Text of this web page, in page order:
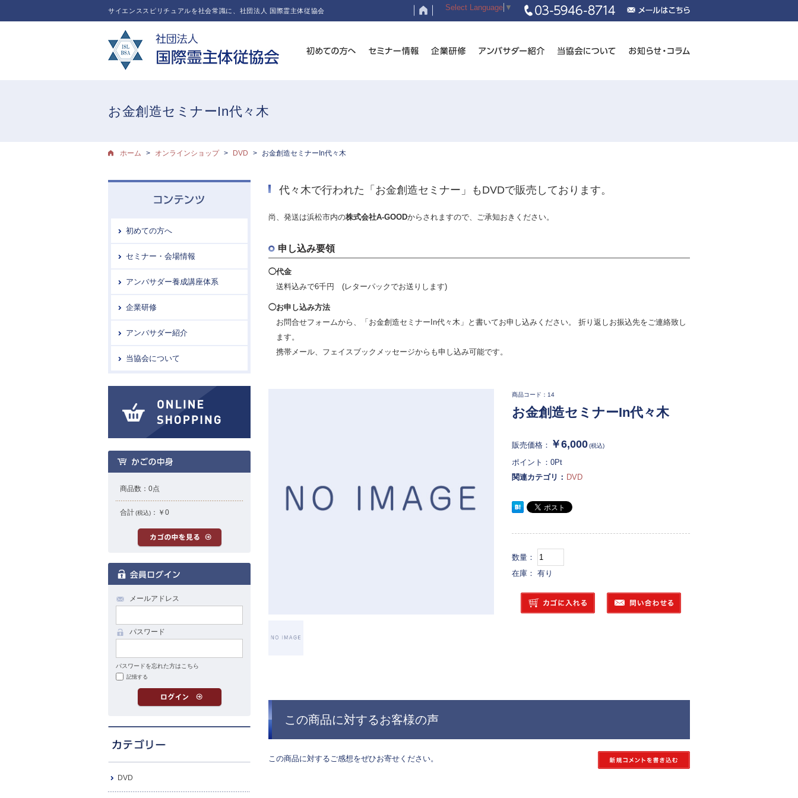
サイエンススピリチュアルを社会常識に、社団法人 国際霊主体従協会 Select Language ▼
お金創造セミナーIn代々木
ホーム オンラインショップ DVD お金創造セミナーIn代々木
代々木で行われた「お金創造セミナー」もDVDで販売しております。
尚、発送は浜松市内の株式会社A-GOODからされますので、ご承知おきください。
申し込み要領
◯代金
送料込みで6千円 (レターパックでお送りします)
◯お申し込み方法
お問合せフォームから、「お金創造セミナーIn代々木」と書いてお申し込みください。 折り返しお振込先をご連絡致し
ます。
携帯メール、フェイスブックメッセージからも申し込み可能です。
商品コード：14
お金創造セミナーIn代々木
販売価格： ￥6,000(税込)
ポイント： 0Pt
関連カテゴリ： DVD
数量：
在庫： 有り
この商品に対するお客様の声
この商品に対するご感想をぜひお寄せください。
初めての方へ
セミナー・会場情報
アンバサダー養成講座体系
企業研修
アンバサダー紹介
当協会について
商品数： 0点
合計(税込) ： ￥0
メールアドレス
パスワード
パスワードを忘れた方はこちら
記憶する
DVD